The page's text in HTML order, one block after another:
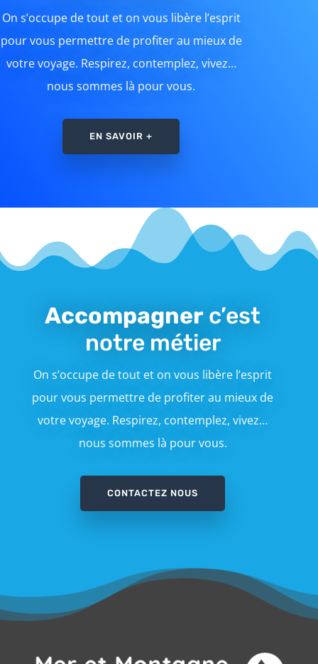
On s’occupe de tout et on vous libère l’esprit
pour vous permettre de profiter au mieux de
votre voyage. Respirez, contemplez, vivez…
nous sommes là pour vous.
EN SAVOIR +
Accompagner c’est
notre métier
On s’occupe de tout et on vous libère l’esprit
pour vous permettre de profiter au mieux de
votre voyage. Respirez, contemplez, vivez…
nous sommes là pour vous.
CONTACTEZ NOUS